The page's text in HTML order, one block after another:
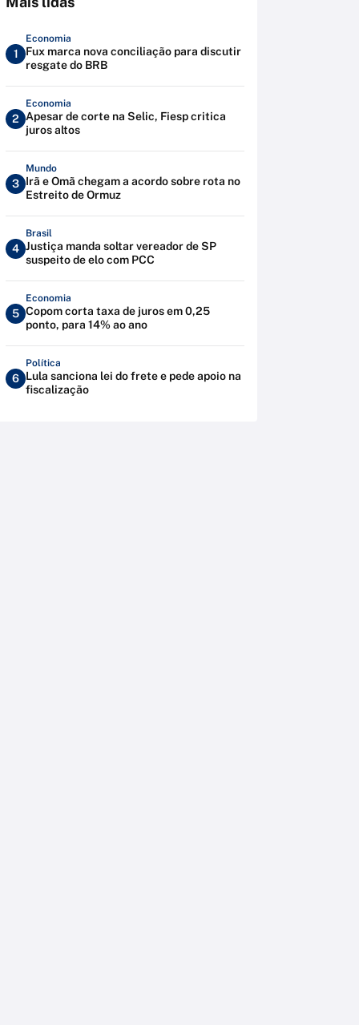
1
Economia
Fux marca nova conciliação para discutir
resgate do BRB
2
Economia
Apesar de corte na Selic, Fiesp critica
juros altos
3
Mundo
Irã e Omã chegam a acordo sobre rota no
Estreito de Ormuz
4
Brasil
Justiça manda soltar vereador de SP
suspeito de elo com PCC
5
Economia
Copom corta taxa de juros em 0,25
ponto, para 14% ao ano
6
Política
Lula sanciona lei do frete e pede apoio na
fiscalização